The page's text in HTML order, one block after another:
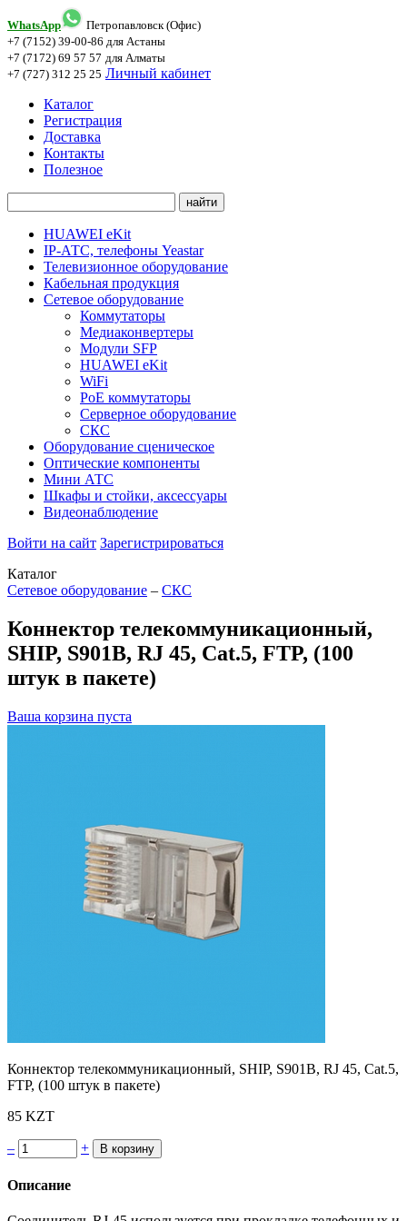
WhatsApp
Петропавловск (Офис)
+7 (7152) 39-00-86 для Астаны
+7 (7172) 69 57 57 для Алматы
+7 (727) 312 25 25 Личный кабинет
Каталог
Регистрация
Доставка
Контакты
Полезное
HUAWEI eKit
IP-АТС, телефоны Yeastar
Телевизионное оборудование
Кабельная продукция
Сетевое оборудование
Коммутаторы
Медиаконвертеры
Модули SFP
HUAWEI eKit
WiFi
PoE коммутаторы
Серверное оборудование
СКС
Оборудование сценическое
Оптические компоненты
Мини АТС
Шкафы и стойки, аксессуары
Видеонаблюдение
Войти на сайт Зарегистрироваться
Каталог
Сетевое оборудование – СКС
Коннектор телекоммуникационный,
SHIP, S901B, RJ 45, Cat.5, FTP, (100
штук в пакете)
Ваша корзина пуста
Коннектор телекоммуникационный, SHIP, S901B, RJ 45, Cat.5,
FTP, (100 штук в пакете)
85 KZT
– +
Описание